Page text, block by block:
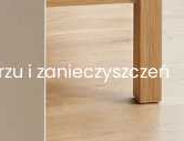
i zanieczyszczeń